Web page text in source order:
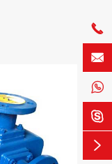




